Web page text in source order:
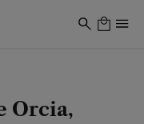
Orcia,